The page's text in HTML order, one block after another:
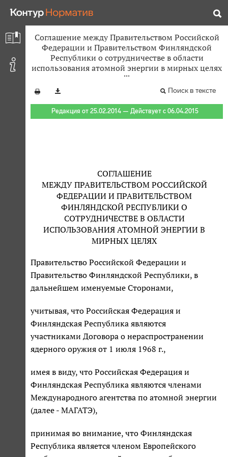
Соглашение между Правительством Российской
Федерации и Правительством Финляндской
Республики о сотрудничестве в области
использования атомной энергии в мирных целях
Поиск в тексте
Редакция от 25.02.2014 — Действует с 06.04.2015
СОГЛАШЕНИЕ
МЕЖДУ ПРАВИТЕЛЬСТВОМ РОССИЙСКОЙ
ФЕДЕРАЦИИ И ПРАВИТЕЛЬСТВОМ
ФИНЛЯНДСКОЙ РЕСПУБЛИКИ О
СОТРУДНИЧЕСТВЕ В ОБЛАСТИ
ИСПОЛЬЗОВАНИЯ АТОМНОЙ ЭНЕРГИИ В
МИРНЫХ ЦЕЛЯХ
Правительство Российской Федерации и
Правительство Финляндской Республики, в
дальнейшем именуемые Сторонами,
учитывая, что Российская Федерация и
Финляндская Республика являются
участниками Договора о нераспространении
ядерного оружия от 1 июля 1968 г.,
имея в виду, что Российская Федерация и
Финляндская Республика являются членами
Международного агентства по атомной энергии
(далее - МАГАТЭ),
принимая во внимание, что Финляндская
Республика является членом Европейского